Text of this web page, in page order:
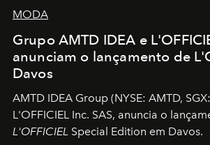
MODA
Grupo AMTD IDEA e
anunciam o lançamento de
Davos
AMTD IDEA Group (NYSE: AMTD,
L'OFFICIEL Inc. SAS, anuncia o
L'OFFICIEL Special Edition em Davos.